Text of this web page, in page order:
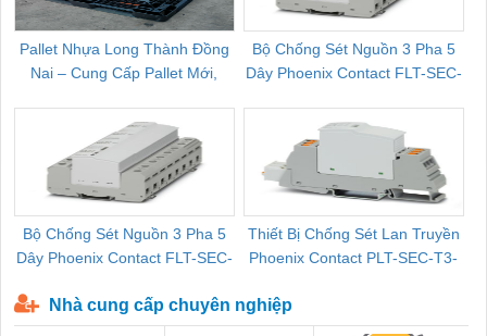
Pallet Nhựa Long Thành Đồng
Nai – Cung Cấp Pallet Mới,
Bộ Chống Sét Nguồn 3 Pha 5
Dây Phoenix Contact FLT-SEC-
Bộ Chống Sét Nguồn 3 Pha 5
Dây Phoenix Contact FLT-SEC-
Thiết Bị Chống Sét Lan Truyền
Phoenix Contact PLT-SEC-T3-
Nhà cung cấp chuyên nghiệp